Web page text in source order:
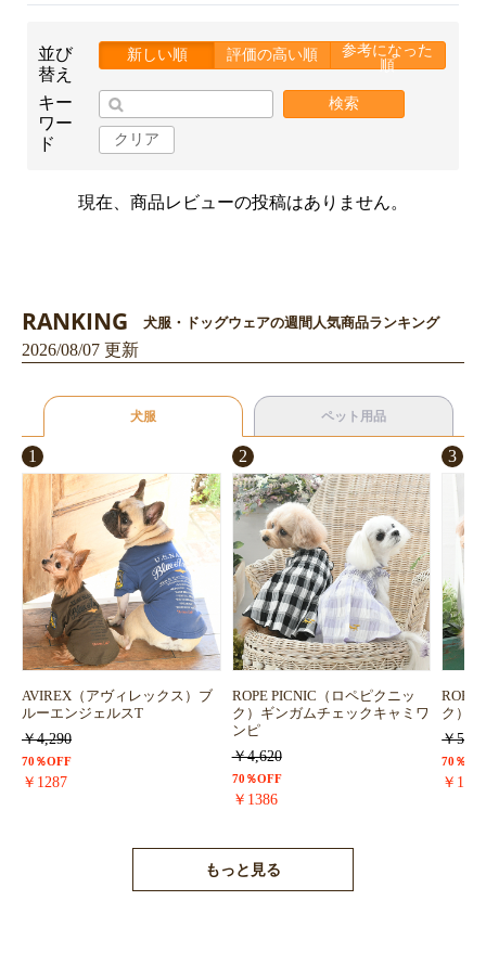
お買い物を続ける カートへ進む
並び
替え
新しい順 評価の高い順
参考になった
順
キー
ワー
ド
検索
クリア
現在、商品レビューの投稿はありません。
RANKING 犬服・ドッグウェアの週間人気商品ランキング
2026/08/07 更新
犬服 ペット用品
1
AVIREX（アヴィレックス）ブ
ルーエンジェルスT
￥4,290
70％OFF
￥1287
2
ROPE PICNIC（ロペピクニッ
ク）ギンガムチェックキャミワ
ンピ
￥4,620
70％OFF
￥1386
3
ROPE
ク）
￥
70％
￥
もっと見る